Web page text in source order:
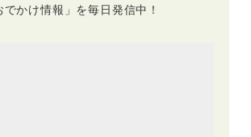
でかけ情報」を毎日発信中！